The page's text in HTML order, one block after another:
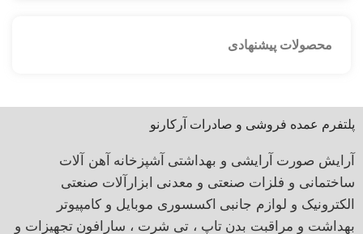
محصولات پیشنهادی
پلتفرم عمده فروشی و صادرات آرکارنو
آرایش صورت آرایشی و بهداشتی آشپزخانه آهن آلات
ساختمانی و فلزات صنعتی و معدنی ابزارآلات صنعتی
الکترونیک و لوازم جانبی اکسسوری موبایل و کامپیوتر
بهداشت و مراقبت بدن تاپ ، تی شرت ، سارافون تجهیزات و